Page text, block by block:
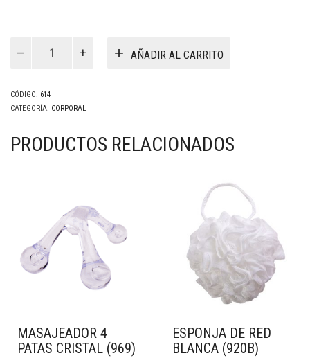
para
AÑADIR AL CARRITO
CÓDIGO: 614
CATEGORÍA: CORPORAL
PRODUCTOS RELACIONADOS
MASAJEADOR 4
PATAS CRISTAL (969)
ESPONJA DE RED
BLANCA (920B)